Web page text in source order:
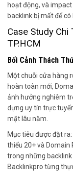
hoạt động, và
backlink bị mất để có
Case Study
TP.HCM
Bối Cảnh Thách
Một chuỗi cửa hàng
hoàn toàn mới,
ảnh hưởng nghiêm
dựng uy tín trực
mặt lâu năm.
Mục tiêu được đặt
thiểu 20+ và Domain
trong những
Backlinkpro từng